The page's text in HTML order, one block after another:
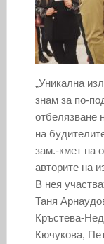
„Уникална
знам за по-
отбелязване
на
зам.-кмет на
авторите на
В нея
Таня
Кръстева-
Кючукова,